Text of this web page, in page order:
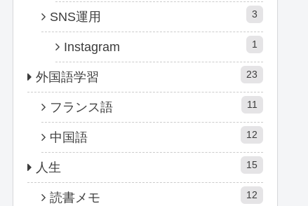
SNS運用 3
Instagram 1
外国語学習 23
フランス語 11
中国語 12
人生 15
読書メモ 12